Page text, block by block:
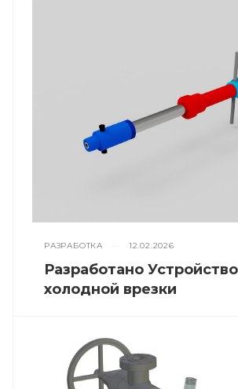
РАЗРАБОТКА 12.02.2026
Разработано
холодной врезки